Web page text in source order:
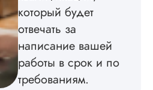
диссертацию по
Грамотно
структуру, список
приложения,
который будет
отвечать за
написание вашей
работы в срок и по
требованиям.